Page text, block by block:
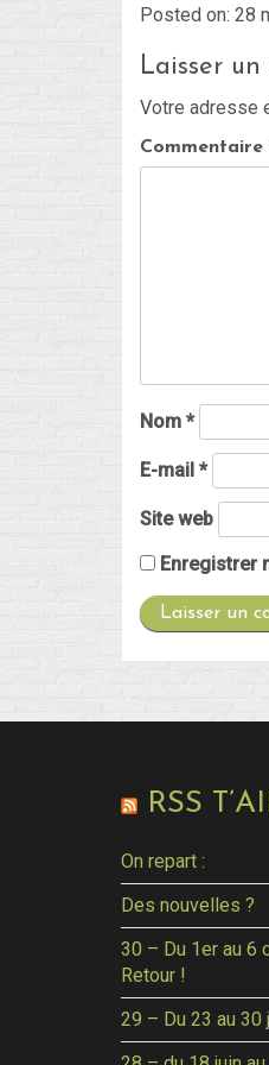
Posted on: 28
Laisser
Votre adresse
Commentaire
Nom *
E-mail *
Site web
Enregistrer
RSS
On repart :
Des nouvelles ?
30 – Du 1er au 6
Retour !
29 – Du 23 au 30